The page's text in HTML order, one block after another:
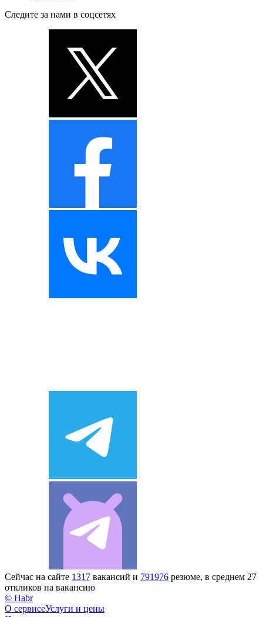
Следите за нами в соцсетях
Сейчас на сайте 1317 вакансий и 791976 резюме, в среднем 27
откликов на вакансию
© Habr
О сервисеУслуги и цены